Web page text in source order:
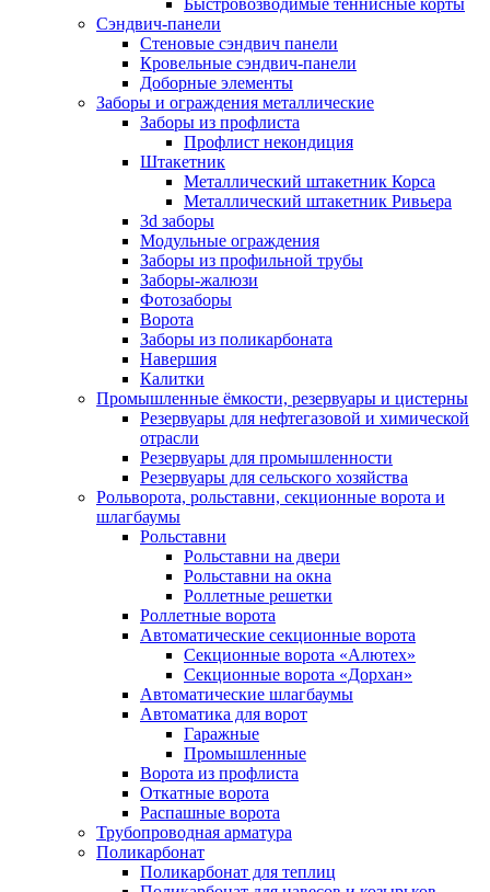
Быстровозводимые теннисные корты
Сэндвич-панели
Стеновые сэндвич панели
Кровельные сэндвич-панели
Доборные элементы
Заборы и ограждения металлические
Заборы из профлиста
Профлист некондиция
Штакетник
Металлический штакетник Корса
Металлический штакетник Ривьера
3d заборы
Модульные ограждения
Заборы из профильной трубы
Заборы-жалюзи
Фотозаборы
Ворота
Заборы из поликарбоната
Навершия
Калитки
Промышленные ёмкости, резервуары и цистерны
Резервуары для нефтегазовой и химической
отрасли
Резервуары для промышленности
Резервуары для сельского хозяйства
Рольворота, рольставни, секционные ворота и
шлагбаумы
Рольставни
Рольставни на двери
Рольставни на окна
Роллетные решетки
Роллетные ворота
Автоматические секционные ворота
Секционные ворота «Алютех»
Секционные ворота «Дорхан»
Автоматические шлагбаумы
Автоматика для ворот
Гаражные
Промышленные
Ворота из профлиста
Откатные ворота
Распашные ворота
Трубопроводная арматура
Поликарбонат
Поликарбонат для теплиц